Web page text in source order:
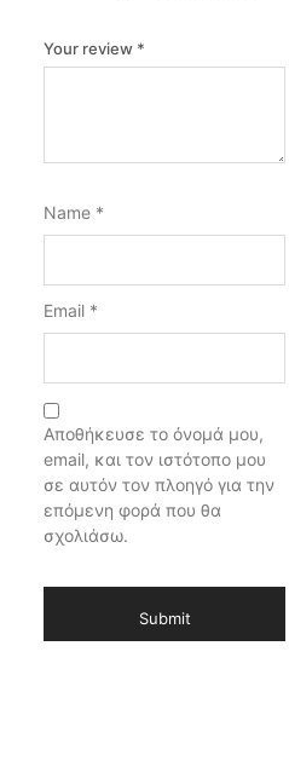
Your review *
Name *
Email *
Αποθήκευσε το όνομά μου,
email, και τον ιστότοπο μου
σε αυτόν τον πλοηγό για την
επόμενη φορά που θα
σχολιάσω.